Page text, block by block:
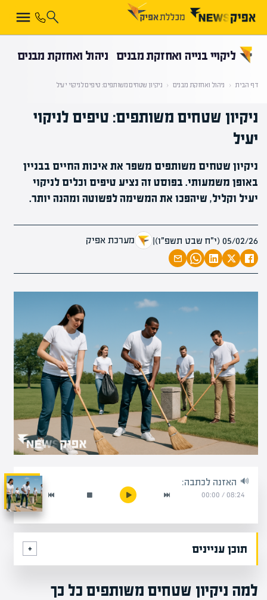
ליקויי בנייה ואחזקת מבנים ניהול ואחזקת מבנים
דף הבית ‹ ניהול ואחזקת מבנים ‹ ניקיון שטחים משותפים: טיפים לניקוי יעיל
ניקיון שטחים משותפים: טיפים לניקוי
יעיל
ניקיון שטחים משותפים משפר את איכות החיים בבניין
באופן משמעותי. בפוסט זה נציע טיפים וכלים לניקוי
יעיל וקליל, שיהפכו את המשימה לפשוטה ומהנה יותר.
05/02/26 (י״ח שבט תשפ״ו) | מערכת אפיק
האזנה לכתבה:
08:24
/
00:00
תוכן עניינים
למה ניקיון שטחים משותפים כל כך